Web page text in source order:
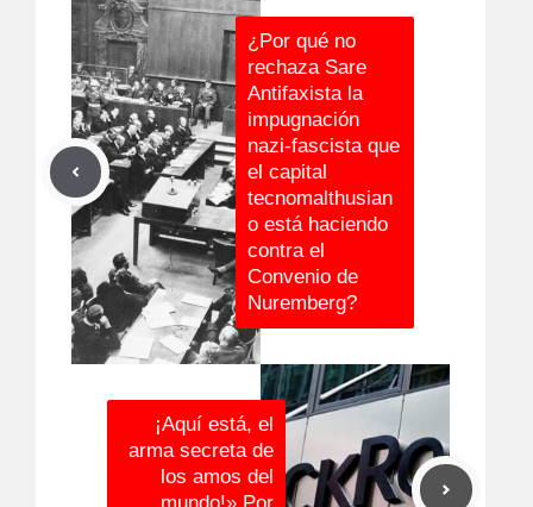
¿Por qué no
rechaza Sare
Antifaxista la
impugnación
nazi-fascista que
el capital
tecnomalthusian
o está haciendo
contra el
Convenio de
Nuremberg?
¡Aquí está, el
arma secreta de
los amos del
mundo!» Por